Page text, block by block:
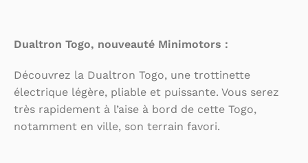
Dualtron Togo, nouveauté Minimotors :
Découvrez la Dualtron Togo, une trottinette
électrique légère, pliable et puissante. Vous serez
très rapidement à l’aise à bord de cette Togo,
notamment en ville, son terrain favori.